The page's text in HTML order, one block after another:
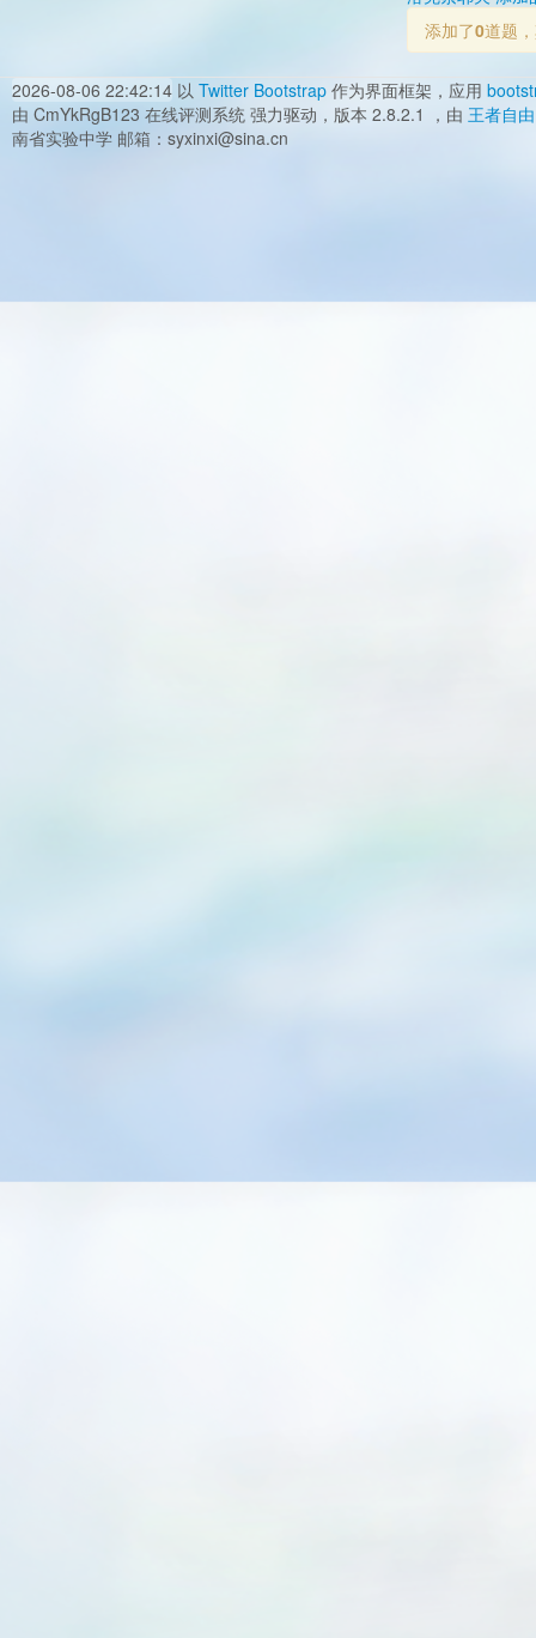
添加了0道题
2026-08-06 22:42:14 以 Twitter Bootstrap 作为界面框架，应用
由 CmYkRgB123 在线评测系统 强力驱动，版本 2.8.2.1 ，由 王者自由
南省实验中学 邮箱：syxinxi@sina.cn